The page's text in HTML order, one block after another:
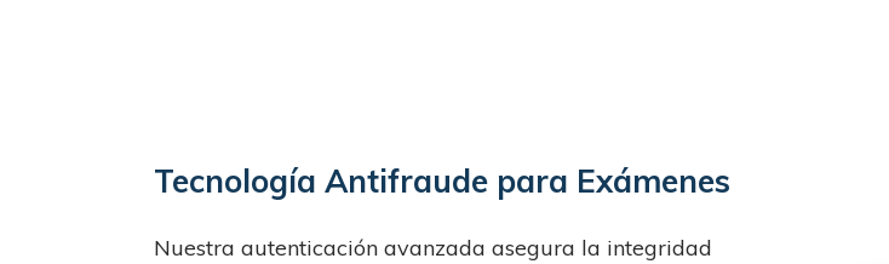
Tecnología Antifraude para Exámenes
Nuestra autenticación avanzada asegura la integridad